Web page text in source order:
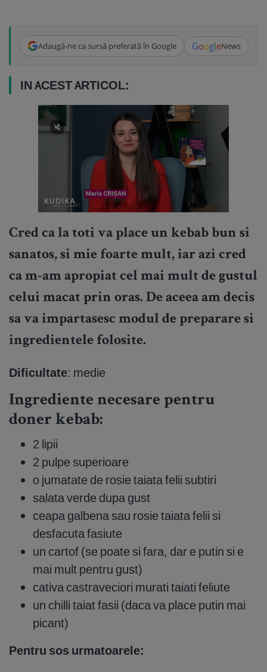
Adaugă-ne ca sursă preferată în Google GoogleNews
IN ACEST ARTICOL:
Cred ca la toti va place un kebab bun si
sanatos, si mie foarte mult, iar azi cred
ca m-am apropiat cel mai mult de gustul
celui macat prin oras. De aceea am decis
sa va impartasesc modul de preparare si
ingredientele folosite.
Dificultate: medie
Ingrediente necesare pentru
doner kebab:
2 lipii
2 pulpe superioare
o jumatate de rosie taiata felii subtiri
salata verde dupa gust
ceapa galbena sau rosie taiata felii si
desfacuta fasiute
un cartof (se poate si fara, dar e putin si e
mai mult pentru gust)
cativa castraveciori murati taiati feliute
un chilli taiat fasii (daca va place putin mai
picant)
Pentru sos urmatoarele: